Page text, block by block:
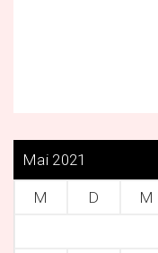
Mai 2021
M D M